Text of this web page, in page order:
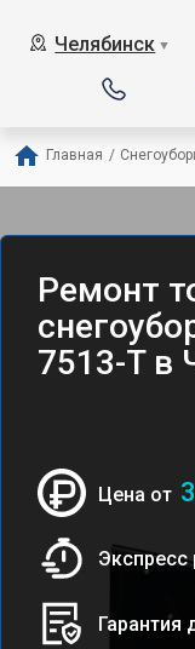
Челябинск ▼
Главная /
Ремонт
7513-T в
Цена от
Гарантия